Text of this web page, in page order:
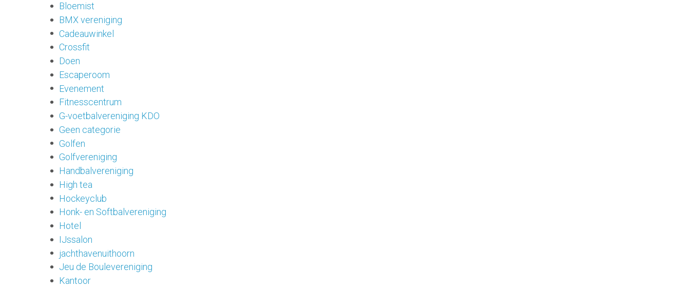
Bloemist
BMX vereniging
Cadeauwinkel
Crossfit
Doen
Escaperoom
Evenement
Fitnesscentrum
G-voetbalvereniging KDO
Geen categorie
Golfen
Golfvereniging
Handbalvereniging
High tea
Hockeyclub
Honk- en Softbalvereniging
Hotel
IJssalon
jachthavenuithoorn
Jeu de Boulevereniging
Kantoor